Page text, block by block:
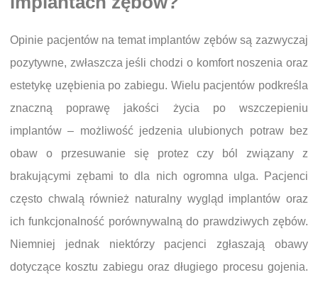
Opinie pacjentów na temat implantów zębów są zazwyczaj
pozytywne, zwłaszcza jeśli chodzi o komfort noszenia oraz
estetykę uzębienia po zabiegu. Wielu pacjentów podkreśla
znaczną poprawę jakości życia po wszczepieniu
implantów – możliwość jedzenia ulubionych potraw bez
obaw o przesuwanie się protez czy ból związany z
brakującymi zębami to dla nich ogromna ulga. Pacjenci
często chwalą również naturalny wygląd implantów oraz
ich funkcjonalność porównywalną do prawdziwych zębów.
Niemniej jednak niektórzy pacjenci zgłaszają obawy
dotyczące kosztu zabiegu oraz długiego procesu gojenia.